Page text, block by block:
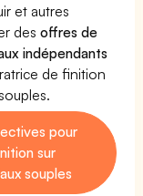
et autres
desoffres de
indépendants
de finition
pour
sur
souples